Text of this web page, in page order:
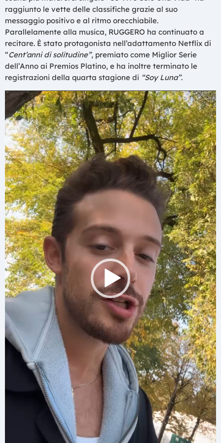
raggiunto le vette delle classifiche grazie al suo
messaggio positivo e al ritmo orecchiabile.
Parallelamente alla musica, RUGGERO ha continuato a
recitare. È stato protagonista nell’adattamento Netflix di
“Cent’anni di solitudine”, premiato come Miglior Serie
dell’Anno ai Premios Platino, e ha inoltre terminato le
registrazioni della quarta stagione di “Soy Luna”.
L
c
t
u
r
v
i
d
é
o